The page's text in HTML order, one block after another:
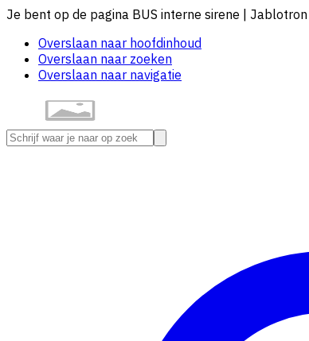
Je bent op de pagina BUS interne sirene | Jablotron
Overslaan naar hoofdinhoud
Overslaan naar zoeken
Overslaan naar navigatie